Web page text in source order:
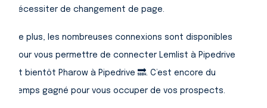
nécessiter de changement de page.
De plus, les nombreuses connexions sont disponibles
pour vous permettre de connecter Lemlist à Pipedrive
et bientôt Pharow à Pipedrive 🔜. C’est encore du
temps gagné pour vous occuper de vos prospects.